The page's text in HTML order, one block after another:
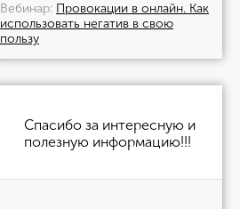
Вебинар Провокации в онлайн. Как
использовать негатив в свою
пользу
Спасибо за интересную и
полезную информацию!!!